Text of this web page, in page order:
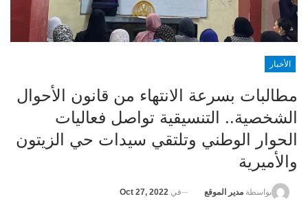
الأخبار
مطالبات بسرعة الانتهاء من قانون الأحوال
الشخصية.. التنسيقية تواصل فعاليات
الحوار الوطني وتلتقي سيدات حي الزيتون
والأميرية
بواسطة مدير الموقع في Oct 27, 2022